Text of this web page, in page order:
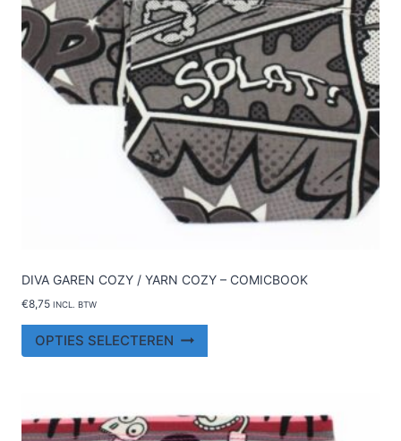
DIVA GAREN COZY / YARN COZY – COMICBOOK
€8,75 INCL. BTW
OPTIES SELECTEREN
variaties.
Deze